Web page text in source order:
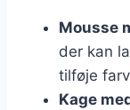
Mousse
der kan
tilføje
Kage